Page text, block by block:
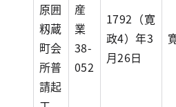
原囲
籾蔵
町会
所普
請起
産
業
38-
052
1792（寛
政4）年3
月26日